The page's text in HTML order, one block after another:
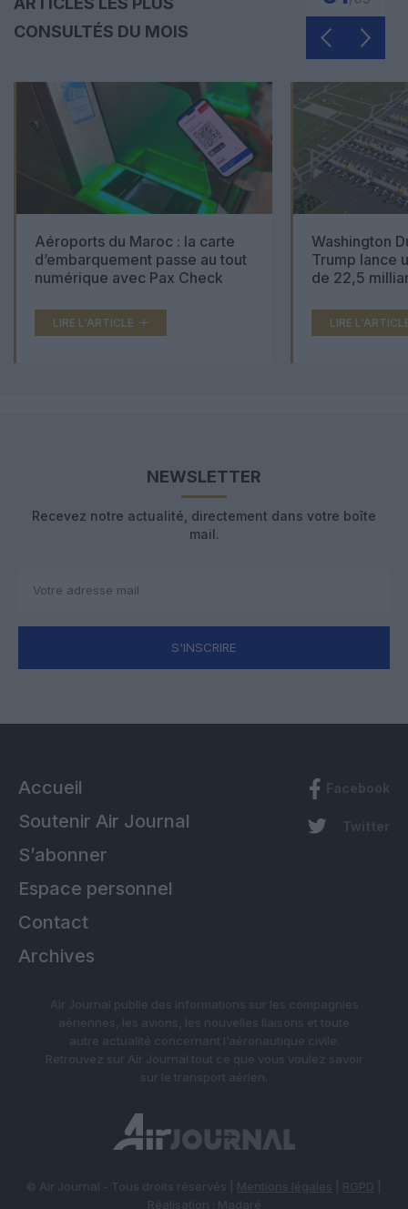
CONSULTÉS DU MOIS
Aéroports du Maroc : la carte
d’embarquement passe au tout
numérique avec Pax Check
LIRE L'ARTICLE
Washington
Trump lance
de 22,5
LIRE
NEWSLETTER
Recevez notre actualité, directement dans votre boîte
mail.
S'INSCRIRE
Accueil
Soutenir Air Journal
S’abonner
Espace personnel
Contact
Archives